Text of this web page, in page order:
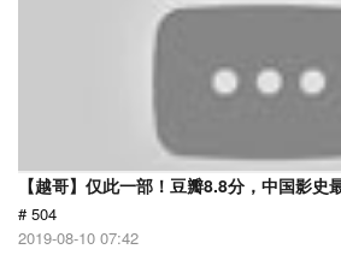
【越哥】仅此一部！豆瓣8.8分，中国影史
# 504
2019-08-10 07:42